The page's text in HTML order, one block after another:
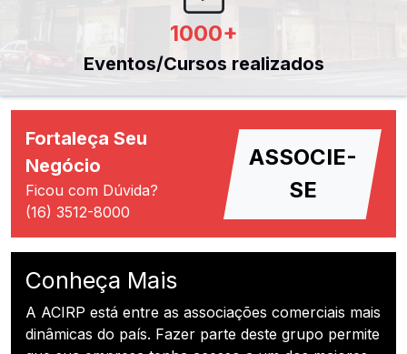
1000+
Eventos/Cursos realizados
Fortaleça Seu
Negócio
Ficou com Dúvida?
(16) 3512-8000
ASSOCIE-
SE
Conheça Mais
A ACIRP está entre as associações comerciais mais
dinâmicas do país. Fazer parte deste grupo permite